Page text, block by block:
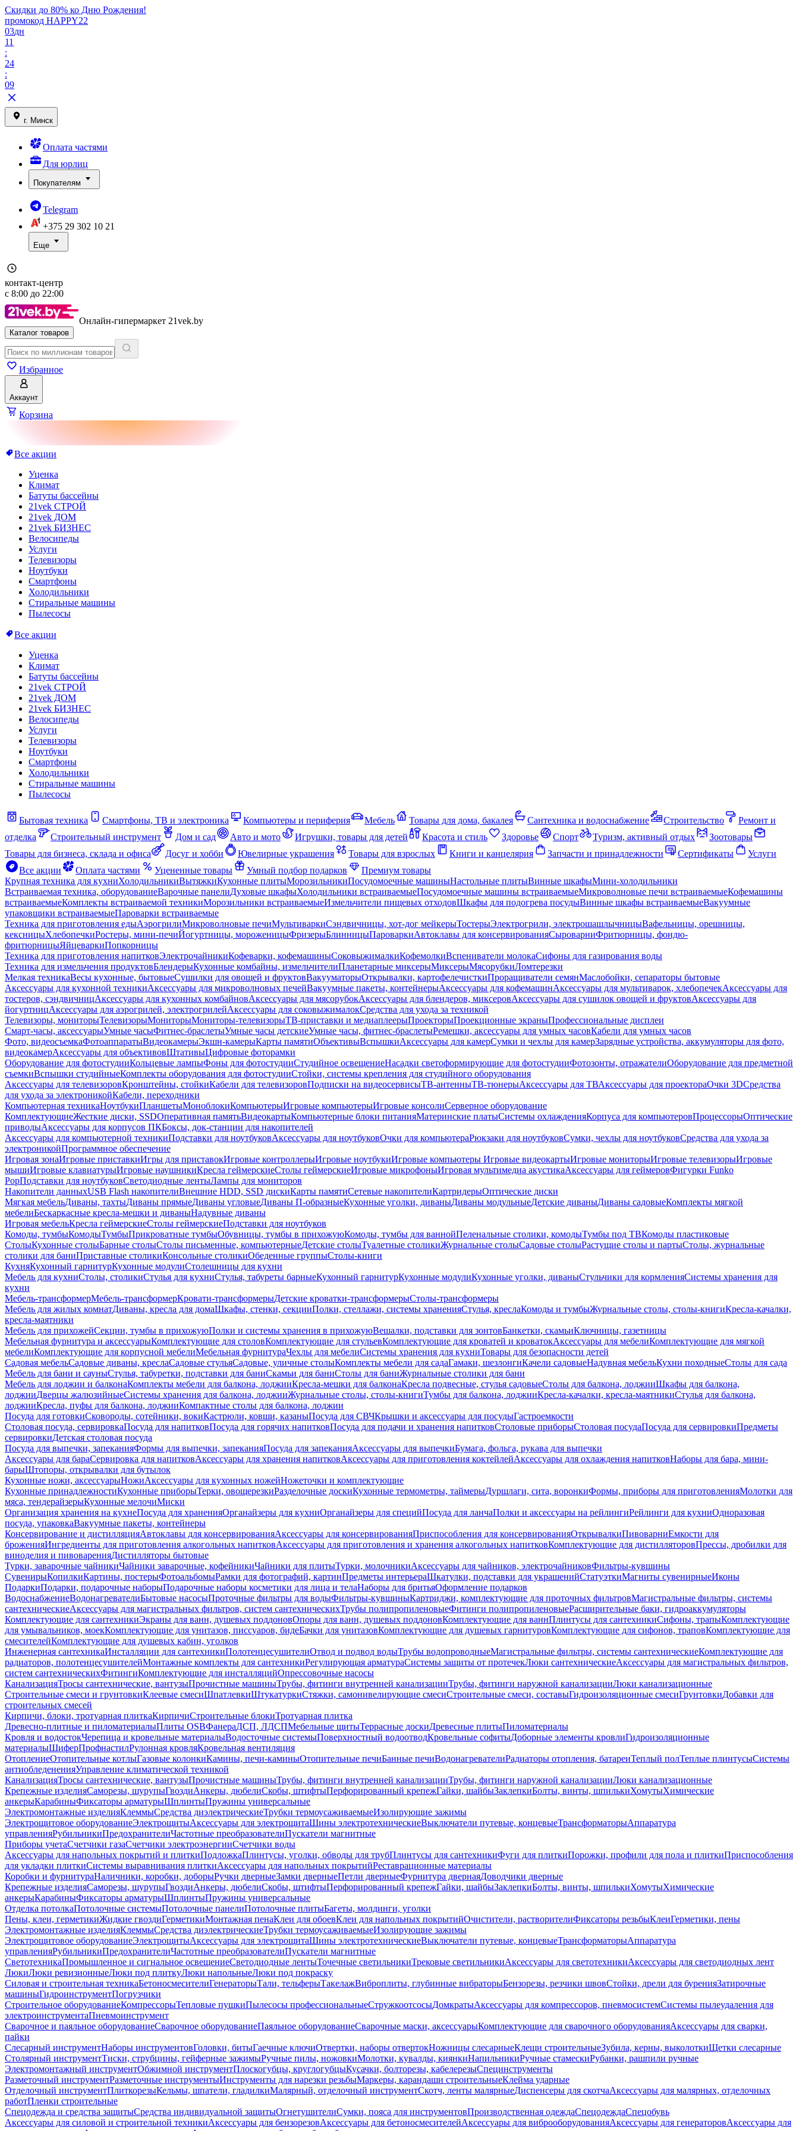
Скидки до 80% ко Дню Рождения!
промокод HAPPY22
03дн
11
:
24
:
09
г. Минск
Оплата частями
Для юрлиц
Покупателям
Telegram
+375 29 302 10 21
Еще
контакт-центр
с 8:00 до 22:00
Онлайн-гипермаркет 21vek.by
Каталог товаров
Избранное
Аккаунт
Корзина
Все акции
Уценка
Климат
Батуты бассейны
21vek СТРОЙ
21vek ДОМ
21vek БИЗНЕС
Велосипеды
Услуги
Телевизоры
Ноутбуки
Смартфоны
Холодильники
Стиральные машины
Пылесосы
Все акции
Уценка
Климат
Батуты бассейны
21vek СТРОЙ
21vek ДОМ
21vek БИЗНЕС
Велосипеды
Услуги
Телевизоры
Ноутбуки
Смартфоны
Холодильники
Стиральные машины
Пылесосы
Бытовая техника Смартфоны, ТВ и электроника Компьютеры и периферия Мебель Товары для дома, бакалея Сантехника и водоснабжение Строительство
Ремонт и
отделка
Строительный инструмент Дом и сад Авто и мото Игрушки, товары для детей Красота и стиль Здоровье Спорт Туризм, активный отдых
Зоотовары
Товары для бизнеса, склада и офиса
Досуг и хобби Ювелирные украшения Товары для взрослых Книги и канцелярия Запчасти и принадлежности Сертификаты
Услуги
Все акции
Оплата частями Уцененные товары Умный подбор подарков
Премиум товары
Крупная техника для кухниХолодильникиВытяжкиКухонные плитыМорозильникиПосудомоечные машиныНастольные плитыВинные шкафыМини-холодильники
Встраиваемая техника, оборудованиеВарочные панелиДуховые шкафыХолодильники встраиваемыеПосудомоечные машины встраиваемыеМикроволновые печи встраиваемыеКофемашины
встраиваемыеКомплекты встраиваемой техникиМорозильники встраиваемыеИзмельчители пищевых отходовШкафы для подогрева посудыВинные шкафы встраиваемыеВакуумные
упаковщики встраиваемыеПароварки встраиваемые
Техника для приготовления едыАэрогрилиМикроволновые печиМультиваркиСэндвичницы, хот-дог мейкерыТостерыЭлектрогрили, электрошашлычницыВафельницы, орешницы,
кексницыХлебопечкиРостеры, мини-печиЙогуртницы, мороженицыФризерыБлинницыПароваркиАвтоклавы для консервированияСыроварниФритюрницы, фондю-
фритюрницыЯйцеваркиПопкорницы
Техника для приготовления напитковЭлектрочайникиКофеварки, кофемашиныСоковыжималкиКофемолкиВспениватели молокаСифоны для газирования воды
Техника для измельчения продуктовБлендерыКухонные комбайны, измельчителиПланетарные миксерыМиксерыМясорубкиЛомтерезки
Мелкая техникаВесы кухонные, бытовыеСушилки для овощей и фруктовВакууматорыОткрывалки, картофелечисткиПроращиватели семянМаслобойки, сепараторы бытовые
Аксессуары для кухонной техникиАксессуары для микроволновых печейВакуумные пакеты, контейнерыАксессуары для кофемашинАксессуары для мультиварок, хлебопечекАксессуары для
тостеров, сэндвичницАксессуары для кухонных комбайновАксессуары для мясорубокАксессуары для блендеров, миксеровАксессуары для сушилок овощей и фруктовАксессуары для
йогуртницАксессуары для аэрогрилей, электрогрилейАксессуары для соковыжималокСредства для ухода за техникой
Телевизоры, мониторыТелевизорыМониторыМониторы-телевизорыТВ-приставки и медиаплеерыПроекторыПроекционные экраныПрофессиональные дисплеи
Смарт-часы, аксессуарыУмные часыФитнес-браслетыУмные часы детскиеУмные часы, фитнес-браслетыРемешки, аксессуары для умных часовКабели для умных часов
Фото, видеосъемкаФотоаппаратыВидеокамерыЭкшн-камерыКарты памятиОбъективыВспышкиАксессуары для камерСумки и чехлы для камерЗарядные устройства, аккумуляторы для фото,
видеокамерАксессуары для объективовШтативыЦифровые фоторамки
Оборудование для фотостудииКольцевые лампыФоны для фотостудииСтудийное освещениеНасадки светоформирующие для фотостудииФотозонты, отражателиОборудование для предметной
съемкиВспышки студийныеКомплекты оборудования для фотостудииСтойки, системы крепления для студийного оборудования
Аксессуары для телевизоровКронштейны, стойкиКабели для телевизоровПодписки на видеосервисыТВ-антенныТВ-тюнерыАксессуары для ТВАксессуары для проектораОчки 3DСредства
для ухода за электроникойКабели, переходники
Компьютерная техникаНоутбукиПланшетыМоноблокиКомпьютерыИгровые компьютерыИгровые консолиСерверное оборудование
КомплектующиеЖесткие диски, SSDОперативная памятьВидеокартыКомпьютерные блоки питанияМатеринские платыСистемы охлажденияКорпуса для компьютеровПроцессорыОптические
приводыАксессуары для корпусов ПКБоксы, док-станции для накопителей
Аксессуары для компьютерной техникиПодставки для ноутбуковАксессуары для ноутбуковОчки для компьютераРюкзаки для ноутбуковСумки, чехлы для ноутбуковСредства для ухода за
электроникойПрограммное обеспечение
Игровая зонаИгровые приставкиИгры для приставокИгровые контроллерыИгровые ноутбукиИгровые компьютеры Игровые видеокартыИгровые мониторыИгровые телевизорыИгровые
мышиИгровые клавиатурыИгровые наушникиКресла геймерскиеСтолы геймерскиеИгровые микрофоныИгровая мультимедиа акустикаАксессуары для геймеровФигурки Funko
PopПодставки для ноутбуковСветодиодные лентыЛампы для мониторов
Накопители данныхUSB Flash накопителиВнешние HDD, SSD дискиКарты памятиСетевые накопителиКартридерыОптические диски
Мягкая мебельДиваны, тахтыДиваны прямыеДиваны угловыеДиваны П-образныеКухонные уголки, диваныДиваны модульныеДетские диваныДиваны садовыеКомплекты мягкой
мебелиБескаркасные кресла-мешки и диваныНадувные диваны
Игровая мебельКресла геймерскиеСтолы геймерскиеПодставки для ноутбуков
Комоды, тумбыКомодыТумбыПрикроватные тумбыОбувницы, тумбы в прихожуюКомоды, тумбы для ваннойПеленальные столики, комодыТумбы под ТВКомоды пластиковые
СтолыКухонные столыБарные столыСтолы письменные, компьютерныеДетские столыТуалетные столикиЖурнальные столыСадовые столыРастущие столы и партыСтолы, журнальные
столики для баниПриставные столикиКонсольные столикиОбеденные группыСтолы-книги
КухняКухонный гарнитурКухонные модулиСтолешницы для кухни
Мебель для кухниСтолы, столикиСтулья для кухниСтулья, табуреты барныеКухонный гарнитурКухонные модулиКухонные уголки, диваныСтульчики для кормленияСистемы хранения для
кухни
Мебель-трансформерМебель-трансформерКровати-трансформерыДетские кроватки-трансформерыСтолы-трансформеры
Мебель для жилых комнатДиваны, кресла для домаШкафы, стенки, секцииПолки, стеллажи, системы храненияСтулья, креслаКомоды и тумбыЖурнальные столы, столы-книгиКресла-качалки,
кресла-маятники
Мебель для прихожейСекции, тумбы в прихожуюПолки и системы хранения в прихожуюВешалки, подставки для зонтовБанкетки, скамьиКлючницы, газетницы
Мебельная фурнитура и аксессуарыКомплектующие для столовКомплектующие для стульевКомплектующие для кроватей и кроватокАксессуары для мебелиКомплектующие для мягкой
мебелиКомплектующие для корпусной мебелиМебельная фурнитураЧехлы для мебелиСистемы хранения для кухниТовары для безопасности детей
Садовая мебельСадовые диваны, креслаСадовые стульяСадовые, уличные столыКомплекты мебели для садаГамаки, шезлонгиКачели садовыеНадувная мебельКухни походныеСтолы для сада
Мебель для бани и сауныСтулья, табуретки, подставки для баниСкамьи для баниСтолы для баниЖурнальные столики для бани
Мебель для лоджии и балконаКомплекты мебели для балкона, лоджииКресла-мешки для балконаКресла подвесные, стулья садовыеСтолы для балкона, лоджииШкафы для балкона,
лоджииДверцы жалюзийныеСистемы хранения для балкона, лоджииЖурнальные столы, столы-книгиТумбы для балкона, лоджииКресла-качалки, кресла-маятникиСтулья для балкона,
лоджииКресла, пуфы для балкона, лоджииКомпактные столы для балкона, лоджии
Посуда для готовкиСковороды, сотейники, вокиКастрюли, ковши, казаныПосуда для СВЧКрышки и аксессуары для посудыГастроемкости
Столовая посуда, сервировкаПосуда для напитковПосуда для горячих напитковПосуда для подачи и хранения напитковСтоловые приборыСтоловая посудаПосуда для сервировкиПредметы
сервировкиДетская столовая посуда
Посуда для выпечки, запеканияФормы для выпечки, запеканияПосуда для запеканияАксессуары для выпечкиБумага, фольга, рукава для выпечки
Аксессуары для бараСервировка для напитковАксессуары для хранения напитковАксессуары для приготовления коктейлейАксессуары для охлаждения напитковНаборы для бара, мини-
барыШтопоры, открывалки для бутылок
Кухонные ножи, аксессуарыНожиАксессуары для кухонных ножейНожеточки и комплектующие
Кухонные принадлежностиКухонные приборыТерки, овощерезкиРазделочные доскиКухонные термометры, таймерыДуршлаги, сита, воронкиФормы, приборы для приготовленияМолотки для
мяса, тендерайзерыКухонные мелочиМиски
Организация хранения на кухнеПосуда для храненияОрганайзеры для кухниОрганайзеры для специйПосуда для ланчаПолки и аксессуары на рейлингиРейлинги для кухниОдноразовая
посуда, упаковкаВакуумные пакеты, контейнеры
Консервирование и дистилляцияАвтоклавы для консервированияАксессуары для консервированияПриспособления для консервированияОткрывалкиПивоварниЕмкости для
броженияИнгредиенты для приготовления алкогольных напитковАксессуары для приготовления и хранения алкогольных напитковКомплектующие для дистилляторовПрессы, дробилки для
виноделия и пивоваренияДистилляторы бытовые
Турки, заварочные чайникиЧайники заварочные, кофейникиЧайники для плитыТурки, молочникиАксессуары для чайников, электрочайниковФильтры-кувшины
СувенирыКопилкиКартины, постерыФотоальбомыРамки для фотографий, картинПредметы интерьераШкатулки, подставки для украшенийСтатуэткиМагниты сувенирныеИконы
ПодаркиПодарки, подарочные наборыПодарочные наборы косметики для лица и телаНаборы для бритьяОформление подарков
ВодоснабжениеВодонагревателиБытовые насосыПроточные фильтры для водыФильтры-кувшиныКартриджи, комплектующие для проточных фильтровМагистральные фильтры, системы
сантехническиеАксессуары для магистральных фильтров, систем сантехническихТрубы полипропиленовыеФитинги полипропиленовыеРасширительные баки, гидроаккумуляторы
Комплектующие для сантехникиЭкраны для ванн, душевых поддоновОпоры для ванн, душевых поддоновКомплектующие для ваннПлинтусы для сантехникиСифоны, трапыКомплектующие
для умывальников, моекКомплектующие для унитазов, писсуаров, бидеБачки для унитазовКомплектующие для душевых гарнитуровКомплектующие для сифонов, траповКомплектующие для
смесителейКомплектующие для душевых кабин, уголков
Инженерная сантехникаИнсталляции для сантехникиПолотенцесушителиОтвод и подвод водыТрубы водопроводныеМагистральные фильтры, системы сантехническиеКомплектующие для
радиаторов, полотенцесушителейМонтажные комплекты для сантехникиРегулирующая арматураСистемы защиты от протечекЛюки сантехническиеАксессуары для магистральных фильтров,
систем сантехническихФитингиКомплектующие для инсталляцийОпрессовочные насосы
КанализацияТросы сантехнические, вантузыПрочистные машиныТрубы, фитинги внутренней канализацииТрубы, фитинги наружной канализацииЛюки канализационные
Строительные смеси и грунтовкиКлеевые смесиШпатлевкиШтукатуркиСтяжки, самонивелирующие смесиСтроительные смеси, составыГидроизоляционные смесиГрунтовкиДобавки для
строительных смесей
Кирпичи, блоки, тротуарная плиткаКирпичиСтроительные блокиТротуарная плитка
Древесно-плитные и пиломатериалыПлиты OSBФанераДСП, ЛДСПМебельные щитыТеррасные доскиДревесные плитыПиломатериалы
Кровля и водостокЧерепица и кровельные материалыВодосточные системыПоверхностный водоотводКровельные софитыДоборные элементы кровлиГидроизоляционные
материалыШиферПрофнастилРулонная кровляКровельная вентиляция
ОтоплениеОтопительные котлыГазовые колонкиКамины, печи-каминыОтопительные печиБанные печиВодонагревателиРадиаторы отопления, батареиТеплый полТеплые плинтусыСистемы
антиобледененияУправление климатической техникой
КанализацияТросы сантехнические, вантузыПрочистные машиныТрубы, фитинги внутренней канализацииТрубы, фитинги наружной канализацииЛюки канализационные
Крепежные изделияСаморезы, шурупыГвоздиАнкеры, дюбелиСкобы, штифтыПерфорированный крепежГайки, шайбыЗаклепкиБолты, винты, шпилькиХомутыХимические
анкерыКарабиныФиксаторы арматурыШплинтыПружины универсальные
Электромонтажные изделияКлеммыСредства диэлектрическиеТрубки термоусаживаемыеИзолирующие зажимы
Электрощитовое оборудованиеЭлектрощитыАксессуары для электрощитаШины электротехническиеВыключатели путевые, концевыеТрансформаторыАппаратура
управленияРубильникиПредохранителиЧастотные преобразователиПускатели магнитные
Приборы учетаСчетчики газаСчетчики электроэнергииСчетчики воды
Аксессуары для напольных покрытий и плиткиПодложкаПлинтусы, уголки, обводы для трубПлинтусы для сантехникиФуги для плиткиПорожки, профили для пола и плиткиПриспособления
для укладки плиткиСистемы выравнивания плиткиАксессуары для напольных покрытийРеставрационные материалы
Коробки и фурнитураНаличники, коробки, доборыРучки дверныеЗамки дверныеПетли дверныеФурнитура двернаяДоводчики дверные
Крепежные изделияСаморезы, шурупыГвоздиАнкеры, дюбелиСкобы, штифтыПерфорированный крепежГайки, шайбыЗаклепкиБолты, винты, шпилькиХомутыХимические
анкерыКарабиныФиксаторы арматурыШплинтыПружины универсальные
Отделка потолкаПотолочные системыПотолочные панелиПотолочные плитыБагеты, молдинги, уголки
Пены, клеи, герметикиЖидкие гвоздиГерметикиМонтажная пенаКлеи для обоевКлеи для напольных покрытийОчистители, растворителиФиксаторы резьбыКлеиГерметики, пены
Электромонтажные изделияКлеммыСредства диэлектрическиеТрубки термоусаживаемыеИзолирующие зажимы
Электрощитовое оборудованиеЭлектрощитыАксессуары для электрощитаШины электротехническиеВыключатели путевые, концевыеТрансформаторыАппаратура
управленияРубильникиПредохранителиЧастотные преобразователиПускатели магнитные
СветотехникаПромышленное и сигнальное освещениеСветодиодные лентыТочечные светильникиТрековые светильникиАксессуары для светотехникиАксессуары для светодиодных лент
ЛюкиЛюки ревизионныеЛюки под плиткуЛюки напольныеЛюки под покраску
Силовая и строительная техникаБетоносмесителиГенераторыТали, тельферыТакелажВиброплиты, глубинные вибраторыБензорезы, резчики швовСтойки, дрели для буренияЗатирочные
машиныГидроинструментПогрузчики
Строительное оборудованиеКомпрессорыТепловые пушкиПылесосы профессиональныеСтружкоотсосыДомкратыАксессуары для компрессоров, пневмосистемСистемы пылеудаления для
электроинструментаПневмоинструмент
Сварочное и паяльное оборудованиеСварочное оборудованиеПаяльное оборудованиеСварочные маски, аксессуарыКомплектующие для сварочного оборудованияАксессуары для сварки,
пайки
Слесарный инструментНаборы инструментовГоловки, битыГаечные ключиОтвертки, наборы отвертокНожницы слесарныеКлещи строительныеЗубила, керны, выколоткиЩетки слесарные
Столярный инструментТиски, струбцины, гейферные зажимыРучные пилы, ножовкиМолотки, кувалды, киянкиНапильникиРучные стамескиРубанки, рашпили ручные
Электромонтажный инструментОбжимной инструментПлоскогубцы, круглогубцыКусачки, болторезы, кабелерезыСпецинструменты
Разметочный инструментРазметочные инструментыИнструменты для нарезки резьбыМаркеры, карандаши строительныеКлейма ударные
Отделочный инструментПлиткорезыКельмы, шпатели, гладилкиМалярный, отделочный инструментСкотч, ленты малярныеДиспенсеры для скотчаАксессуары для малярных, отделочных
работПленки строительные
Спецодежда и средства защитыСредства индивидуальной защитыОгнетушителиСумки, пояса для инструментовПроизводственная одеждаСпецодеждаСпецобувь
Аксессуары для силовой и строительной техникиАксессуары для бензорезовАксессуары для бетоносмесителейАксессуары для виброоборудованияАксессуары для генераторовАксессуары для